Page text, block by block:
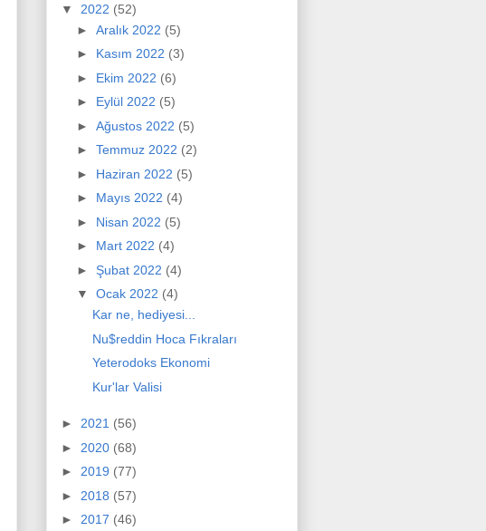
▼ 2022 (52)
► Aralık 2022 (5)
► Kasım 2022 (3)
► Ekim 2022 (6)
► Eylül 2022 (5)
► Ağustos 2022 (5)
► Temmuz 2022 (2)
► Haziran 2022 (5)
► Mayıs 2022 (4)
► Nisan 2022 (5)
► Mart 2022 (4)
► Şubat 2022 (4)
▼ Ocak 2022 (4)
Kar ne, hediyesi...
Nu$reddin Hoca Fıkraları
Yeterodoks Ekonomi
Kur'lar Valisi
► 2021 (56)
► 2020 (68)
► 2019 (77)
► 2018 (57)
► 2017 (46)